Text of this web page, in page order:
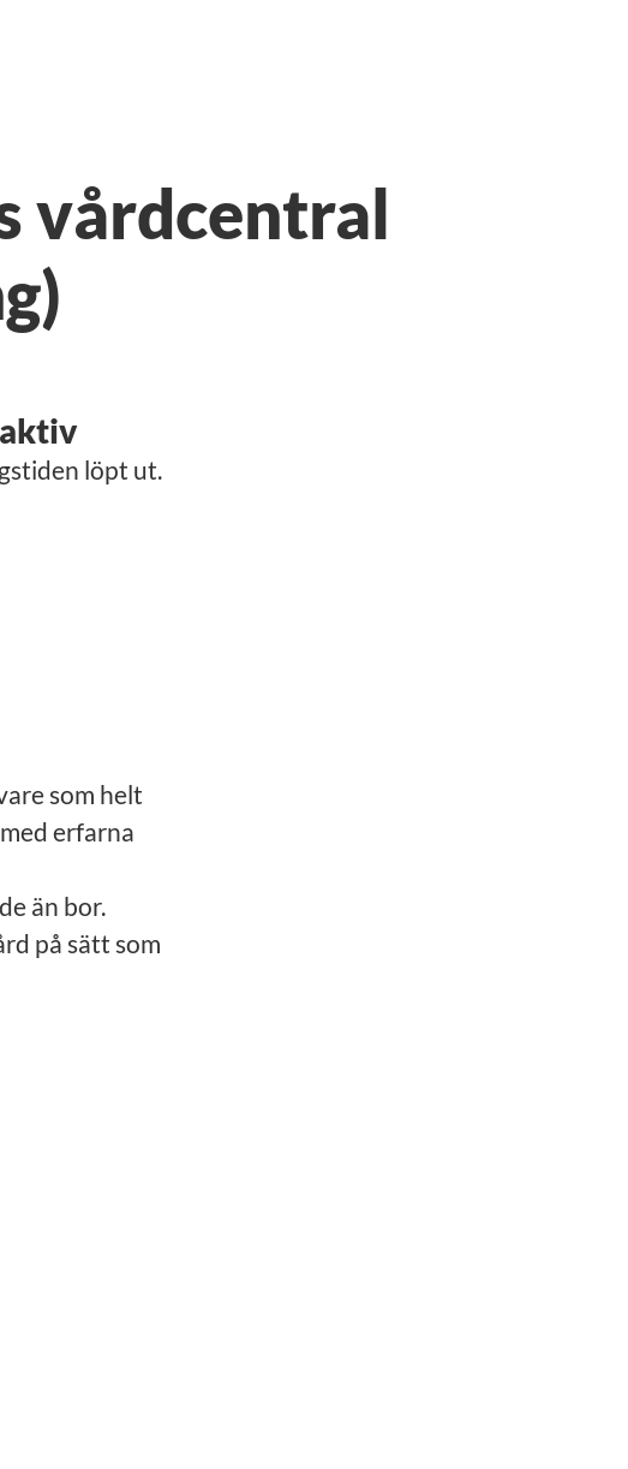
vårdcentral
löpt ut.
som helt
erfarna
än bor.
på sätt som